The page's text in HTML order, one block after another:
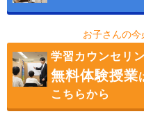
お子さんの
学習カウンセリ
無料体験授業
こちらから